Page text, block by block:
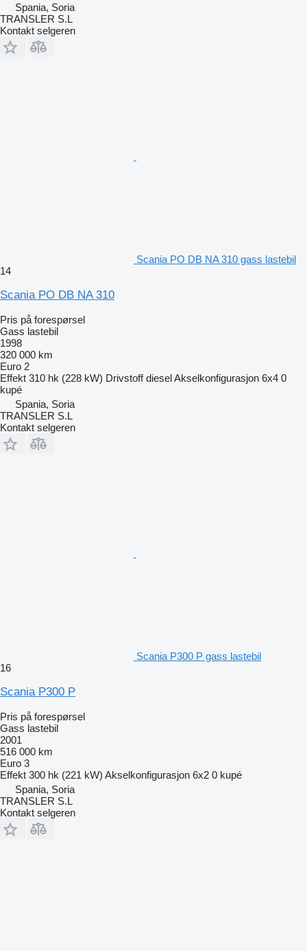
Spania, Soria
TRANSLER S.L
Kontakt selgeren
Scania PO DB NA 310 gass lastebil
14
Scania PO DB NA 310
Pris på forespørsel
Gass lastebil
1998
320 000 km
Euro 2
Effekt 310 hk (228 kW) Drivstoff dieselAkselkonfigurasjon 6x4 0
kupé
Spania, Soria
TRANSLER S.L
Kontakt selgeren
Scania P300 P gass lastebil
16
Scania P300 P
Pris på forespørsel
Gass lastebil
2001
516 000 km
Euro 3
Effekt 300 hk (221 kW) Akselkonfigurasjon 6x2 0 kupé
Spania, Soria
TRANSLER S.L
Kontakt selgeren